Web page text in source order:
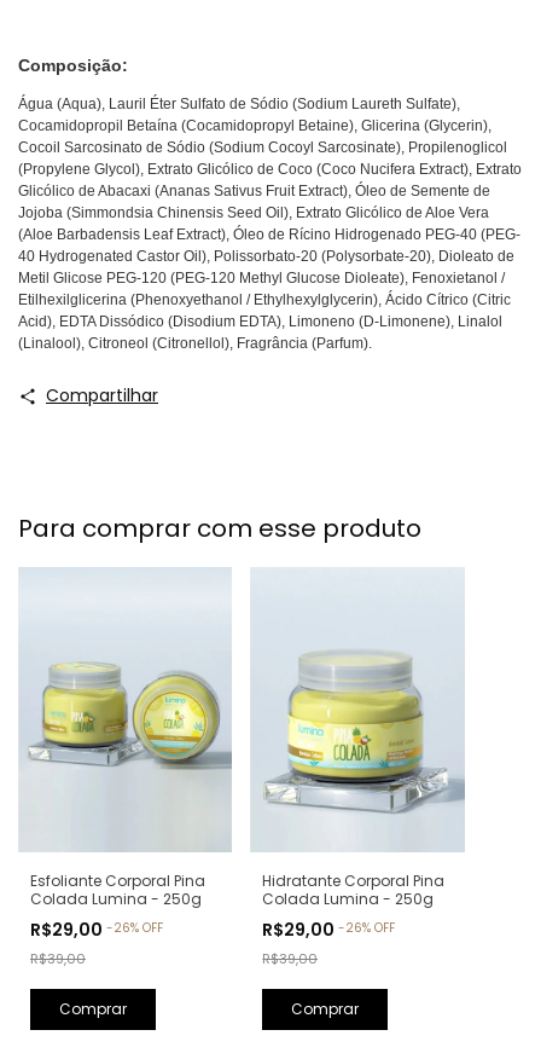
Composição:
Água (Aqua), Lauril Éter Sulfato de Sódio (Sodium Laureth Sulfate),
Cocamidopropil Betaína (Cocamidopropyl Betaine), Glicerina (Glycerin),
Cocoil Sarcosinato de Sódio (Sodium Cocoyl Sarcosinate), Propilenoglicol
(Propylene Glycol), Extrato Glicólico de Coco (Coco Nucifera Extract), Extrato
Glicólico de Abacaxi (Ananas Sativus Fruit Extract), Óleo de Semente de
Jojoba (Simmondsia Chinensis Seed Oil), Extrato Glicólico de Aloe Vera
(Aloe Barbadensis Leaf Extract), Óleo de Rícino Hidrogenado PEG-40 (PEG-
40 Hydrogenated Castor Oil), Polissorbato-20 (Polysorbate-20), Dioleato de
Metil Glicose PEG-120 (PEG-120 Methyl Glucose Dioleate), Fenoxietanol /
Etilhexilglicerina (Phenoxyethanol / Ethylhexylglycerin), Ácido Cítrico (Citric
Acid), EDTA Dissódico (Disodium EDTA), Limoneno (D-Limonene), Linalol
(Linalool), Citroneol (Citronellol), Fragrância (Parfum).
Compartilhar
Para comprar com esse produto
Esfoliante Corporal Pina
Colada Lumina - 250g
R$29,00 -26% OFF
R$39,00
Hidratante Corporal Pina
Colada Lumina - 250g
R$29,00-26%OFF
R$39,00